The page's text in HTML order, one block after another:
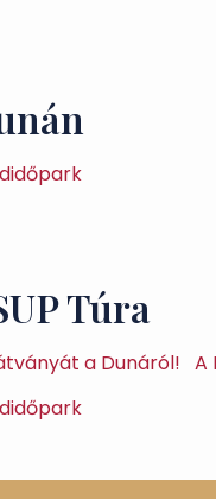
Túra
a Dunáról! A